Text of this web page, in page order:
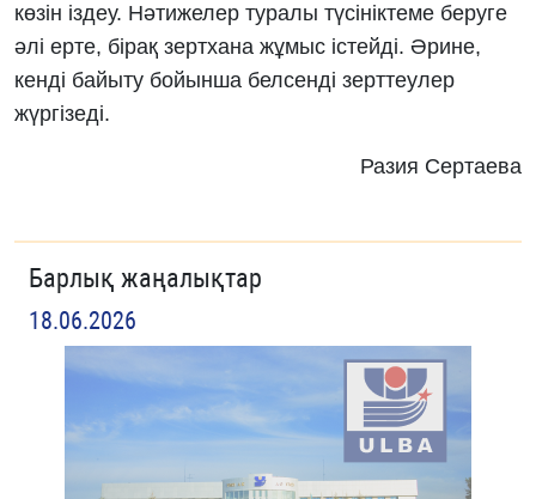
көзін іздеу. Нәтижелер туралы түсініктеме беруге
әлі ерте, бірақ зертхана жұмыс істейді. Әрине,
кенді байыту бойынша белсенді зерттеулер
жүргізеді.
Разия Сертаева
Барлық жаңалықтар
18.06.2026